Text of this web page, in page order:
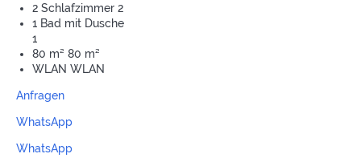
2 Schlafzimmer 2
1 Bad mit Dusche
1
80 m² 80 m²
WLAN WLAN
Anfragen
WhatsApp
WhatsApp